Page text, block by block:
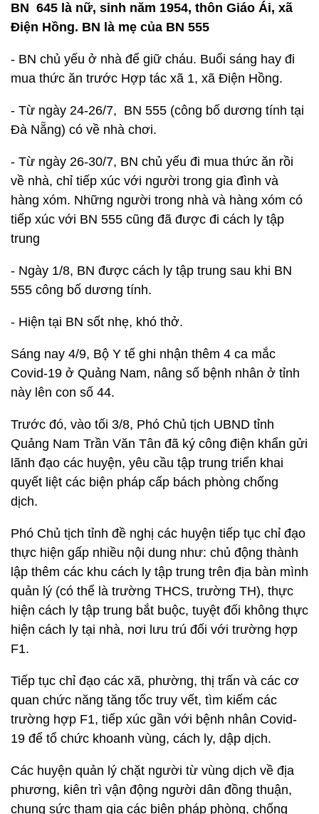
BN 645 là nữ, sinh năm 1954, thôn Giáo Ái, xã
Điện Hồng. BN là mẹ của BN 555
- BN chủ yếu ở nhà để giữ cháu. Buổi sáng hay đi
mua thức ăn trước Hợp tác xã 1, xã Điện Hồng.
- Từ ngày 24-26/7, BN 555 (công bố dương tính tại
Đà Nẵng) có về nhà chơi.
- Từ ngày 26-30/7, BN chủ yếu đi mua thức ăn rồi
về nhà, chỉ tiếp xúc với người trong gia đình và
hàng xóm. Những người trong nhà và hàng xóm có
tiếp xúc với BN 555 cũng đã được đi cách ly tập
trung
- Ngày 1/8, BN được cách ly tập trung sau khi BN
555 công bố dương tính.
- Hiện tại BN sốt nhẹ, khó thở.
Sáng nay 4/9, Bộ Y tế ghi nhận thêm 4 ca mắc
Covid-19 ở Quảng Nam, nâng số bệnh nhân ở tỉnh
này lên con số 44.
Trước đó, vào tối 3/8, Phó Chủ tịch UBND tỉnh
Quảng Nam Trần Văn Tân đã ký công điện khẩn gửi
lãnh đạo các huyện, yêu cầu tập trung triển khai
quyết liệt các biện pháp cấp bách phòng chống
dịch.
Phó Chủ tịch tỉnh đề nghị các huyện tiếp tục chỉ đạo
thực hiện gấp nhiều nội dung như: chủ động thành
lập thêm các khu cách ly tập trung trên địa bàn mình
quản lý (có thể là trường THCS, trường TH), thực
hiện cách ly tập trung bắt buộc, tuyệt đối không thực
hiện cách ly tại nhà, nơi lưu trú đối với trường hợp
F1.
Tiếp tục chỉ đạo các xã, phường, thị trấn và các cơ
quan chức năng tăng tốc truy vết, tìm kiếm các
trường hợp F1, tiếp xúc gần với bệnh nhân Covid-
19 để tổ chức khoanh vùng, cách ly, dập dịch.
Các huyện quản lý chặt người từ vùng dịch về địa
phương, kiên trì vận động người dân đồng thuận,
chung sức tham gia các biện pháp phòng, chống